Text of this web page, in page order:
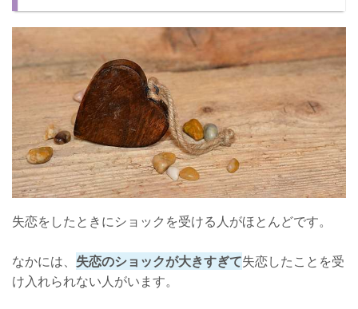
【受け入れるまでの期間3】3か月から半年
【受け入れるまでの期間4】半年以上
失恋を受け入れて前に進む方法
【前に進む方法1】恋愛以外に打ち込む
【前に進む方法2】自分磨きをして新たな恋を探す
無理に受け入れようとしないこと！
失恋をしたときにショックを受ける人がほとんどです。
なかには、 失恋のショックが大きすぎて失恋したことを受
け入れられない人がいます。